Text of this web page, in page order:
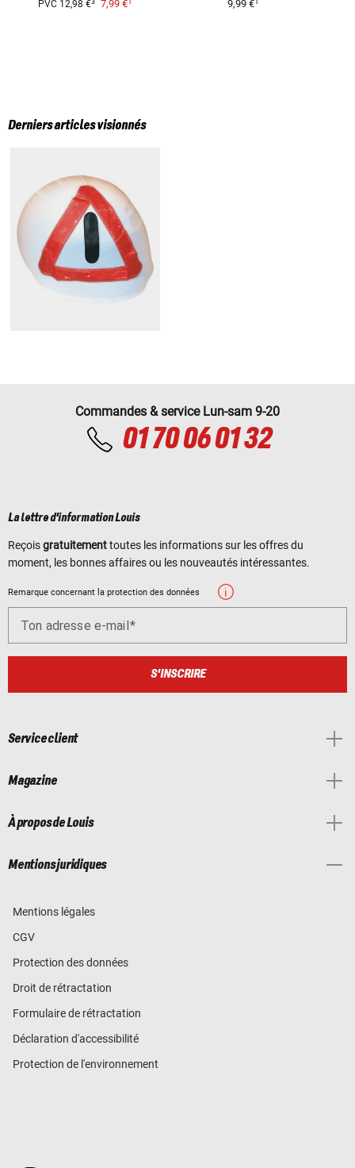
PVC 12,98 € 7,99 € 9,99 €
Derniers articles visionnés
Commandes & service Lun-sam 9-20
01 70 06 01 32
La lettre d'information Louis
Reçoisgratuitementtoutes les informations sur les offres du
moment, les bonnes affaires ou les nouveautés intéressantes.
Remarque concernant la protection des données
Ton adresse e-mail
S'INSCRIRE
Service client
Magazine
À propos de Louis
Mentions juridiques
Mentions légales
CGV
Protection des données
Droit de rétractation
Formulaire de rétractation
Déclaration d'accessibilité
Protection de l'environnement